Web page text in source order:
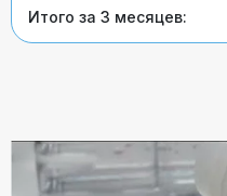
Итого за 3 месяцев: